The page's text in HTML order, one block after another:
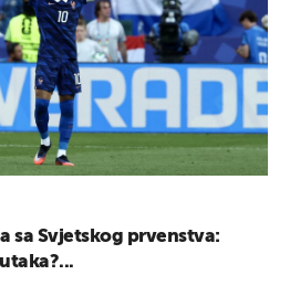
sa Svjetskog prvenstva: